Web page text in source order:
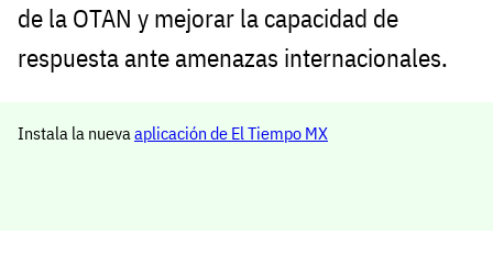
de la OTAN y mejorar la capacidad de
respuesta ante amenazas internacionales.
Instala la nuevaaplicación de El Tiempo MX